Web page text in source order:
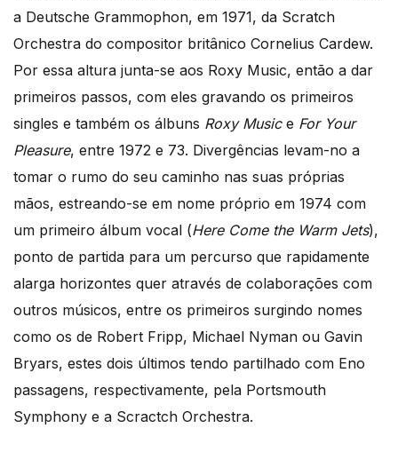
a Deutsche Grammophon, em 1971, da Scratch
Orchestra do compositor britânico Cornelius Cardew.
Por essa altura junta-se aos Roxy Music, então a dar
primeiros passos, com eles gravando os primeiros
singles e também os álbuns Roxy Musice For Your
Pleasure, entre 1972 e 73. Divergências levam-no a
tomar o rumo do seu caminho nas suas próprias
mãos, estreando-se em nome próprio em 1974 com
um primeiro álbum vocal (Here Come the Warm Jets),
ponto de partida para um percurso que rapidamente
alarga horizontes quer através de colaborações com
outros músicos, entre os primeiros surgindo nomes
como os de Robert Fripp, Michael Nyman ou Gavin
Bryars, estes dois últimos tendo partilhado com Eno
passagens, respectivamente, pela Portsmouth
Symphony e a Scractch Orchestra.